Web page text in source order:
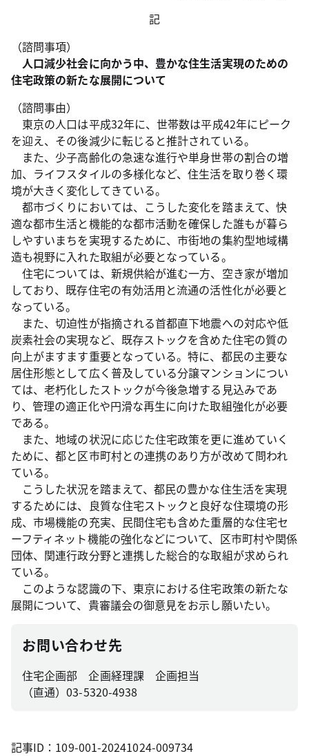
記
（諮問事項）
人口減少社会に向かう中、豊かな住生活実現のための
住宅政策の新たな展開について
（諮問事由）
東京の人口は平成32年に、世帯数は平成42年にピーク
を迎え、その後減少に転じると推計されている。
また、少子高齢化の急速な進行や単身世帯の割合の増
加、ライフスタイルの多様化など、住生活を取り巻く環
境が大きく変化してきている。
都市づくりにおいては、こうした変化を踏まえて、快
適な都市生活と機能的な都市活動を確保した誰もが暮ら
しやすいまちを実現するために、市街地の集約型地域構
造も視野に入れた取組が必要となっている。
住宅については、新規供給が進む一方、空き家が増加
しており、既存住宅の有効活用と流通の活性化が必要と
なっている。
また、切迫性が指摘される首都直下地震への対応や低
炭素社会の実現など、既存ストックを含めた住宅の質の
向上がますます重要となっている。特に、都民の主要な
居住形態として広く普及している分譲マンションについ
ては、老朽化したストックが今後急増する見込みであ
り、管理の適正化や円滑な再生に向けた取組強化が必要
である。
また、地域の状況に応じた住宅政策を更に進めていく
ために、都と区市町村との連携のあり方が改めて問われ
ている。
こうした状況を踏まえて、都民の豊かな住生活を実現
するためには、良質な住宅ストックと良好な住環境の形
成、市場機能の充実、民間住宅も含めた重層的な住宅セ
ーフティネット機能の強化などについて、区市町村や関係
団体、関連行政分野と連携した総合的な取組が求められ
ている。
このような認識の下、東京における住宅政策の新たな
展開について、貴審議会の御意見をお示し願いたい。
お問い合わせ先
住宅企画部 企画経理課 企画担当
（直通）03-5320-4938
記事ID：109-001-20241024-009734